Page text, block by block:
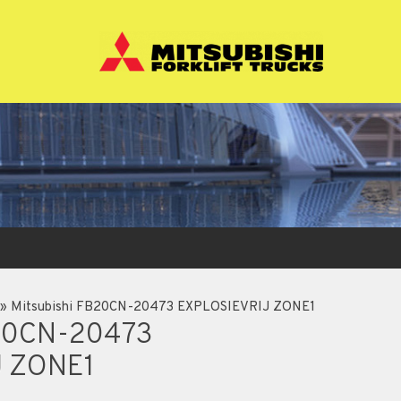
» Mitsubishi FB20CN-20473 EXPLOSIEVRIJ ZONE1
20473